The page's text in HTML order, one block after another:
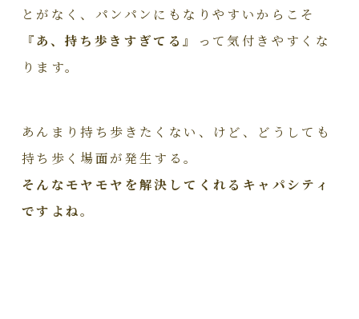
とがなく、パンパンにもなりやすいからこそ
『あ、持ち歩きすぎてる』
って気付きやすくな
ります。
あんまり持ち歩きたくない、けど、どうしても
持ち歩く場面が発生する。
そんなモヤモヤを解決してくれるキャパシティ
ですよね。